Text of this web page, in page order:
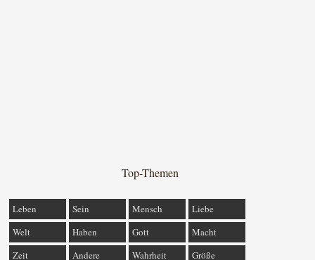
Top-Themen
Leben Sein Mensch
Liebe
Welt
Haben Gott
Macht
Zeit
Andere Wahrheit Größe